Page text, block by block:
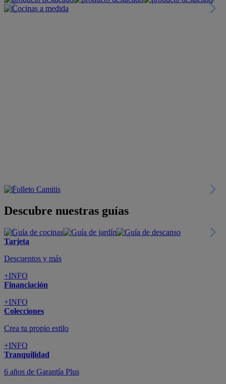
Descubre nuestras guías
Tarjeta
Descuentos y más
+INFO
Financiación
+INFO
Colecciones
Crea tu propio estilo
+INFO
Tranquilidad
6 años de Garantía Plus